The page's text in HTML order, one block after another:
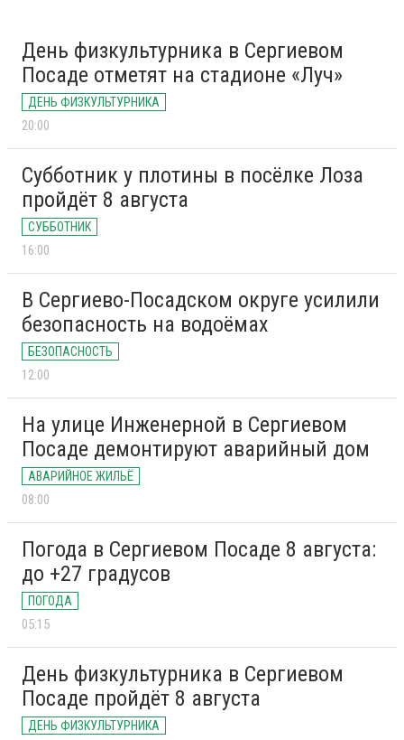
День физкультурника в Сергиевом
Посаде отметят на стадионе «Луч»
ДЕНЬ ФИЗКУЛЬТУРНИКА
20:00
Субботник у плотины в посёлке Лоза
пройдёт 8 августа
СУББОТНИК
16:00
В Сергиево-Посадском округе усилили
безопасность на водоёмах
БЕЗОПАСНОСТЬ
12:00
На улице Инженерной в Сергиевом
Посаде демонтируют аварийный дом
АВАРИЙНОЕ ЖИЛЬЁ
08:00
Погода в Сергиевом Посаде 8 августа:
до +27 градусов
ПОГОДА
05:15
День физкультурника в Сергиевом
Посаде пройдёт 8 августа
ДЕНЬ ФИЗКУЛЬТУРНИКА